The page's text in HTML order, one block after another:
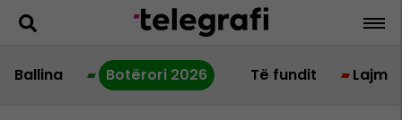
Ballina Botërori 2026 Të fundit Lajme